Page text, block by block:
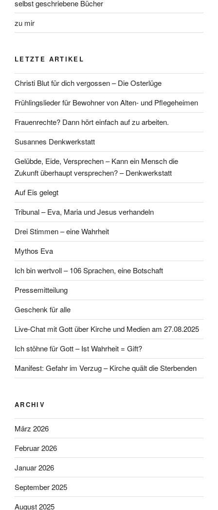
selbst geschriebene Bücher
zu mir
LETZTE ARTIKEL
Christi Blut für dich vergossen – Die Osterlüge
Frühlingslieder für Bewohner von Alten- und Pflegeheimen
Frauenrechte? Dann hört einfach auf zu arbeiten.
Susannes Denkwerkstatt
Gelübde, Eide, Versprechen – Kann ein Mensch die
Zukunft überhaupt versprechen? – Denkwerkstatt
Auf Eis gelegt
Tribunal – Eva, Maria und Jesus verhandeln
Drei Stimmen – eine Wahrheit
Mythos Eva
Ich bin wertvoll – 106 Sprachen, eine Botschaft
Pressemitteilung
Geschenk für alle
Live-Chat mit Gott über Kirche und Medien am 27.08.2025
Ich stöhne für Gott – Ist Wahrheit = Gift?
Manifest: Gefahr im Verzug – Kirche quält die Sterbenden
ARCHIV
März 2026
Februar 2026
Januar 2026
September 2025
August 2025